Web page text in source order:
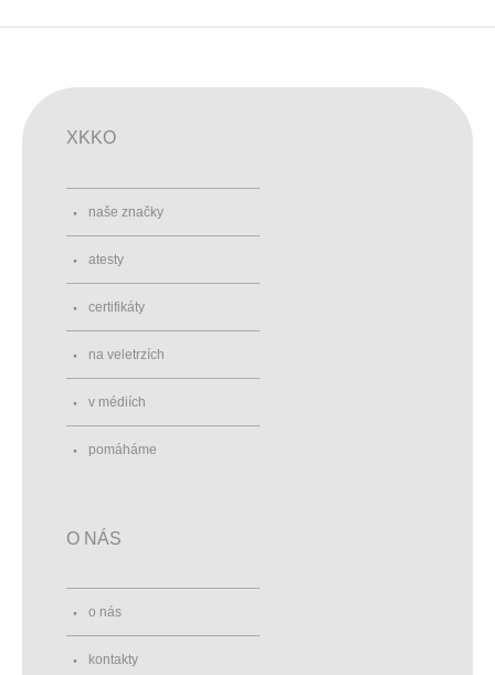
XKKO
naše značky
atesty
certifikáty
na veletrzích
v médiích
pomáháme
O NÁS
o nás
kontakty